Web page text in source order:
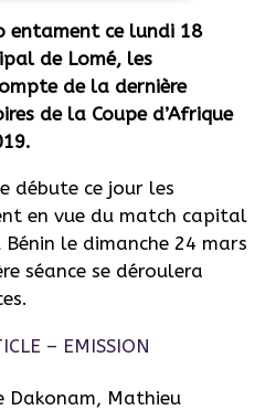
entament ce lundi 18
de Lomé, les
de la dernière
de la Coupe d’Afrique
débute ce jour les
en vue du match capital
le dimanche 24 mars
séance se déroulera
Dakonam, Mathieu